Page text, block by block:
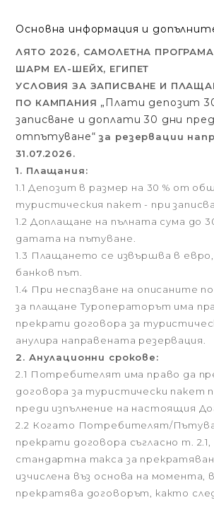
Основна информация и
ЛЯТО 2026, САМОЛЕТНА
ШАРМ ЕЛ-ШЕЙХ, ЕГИПЕТ
УСЛОВИЯ ЗА ЗАПИСВАНЕ И
ПО КАМПАНИЯ „Плати депозит
записване и доплати 30 дни
отпътуване“ за резервации
31.07.2026.
1. Плащания:
1.1 Депозит в размер на 30 % от
туристическия пакет - при
1.2 Доплащане на пълната сума до
датата на пътуване.
1.3 Плащането се извършва в евро,
банков път.
1.4 При неспазване на описаните
за плащане Туроператорът има
прекрати договора за
анулира направената резервация.
2. Анулационни срокове:
2.1 Потребителят има право да
договора за туристически пакет
преди изпълнение на настоящия
2.2 Когато Потребителят/
прекрати договора съгласно т.
стандартна такса за
изчислена въз основа на момента,
прекратява договорът, както